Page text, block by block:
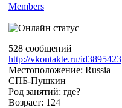
Members
528 сообщений
http://vkontakte.ru/id3895423
Местоположение: Russia
СПБ-Пушкин
Род занятий: где?
Возраст: 124